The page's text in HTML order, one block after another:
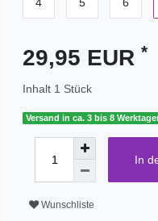
29,95 EUR *
Inhalt 1 Stück
Versand in ca. 3 bis 8
In
Wunschliste